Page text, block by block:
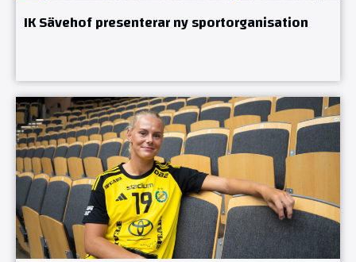
IK Sävehof presenterar ny sportorganisation